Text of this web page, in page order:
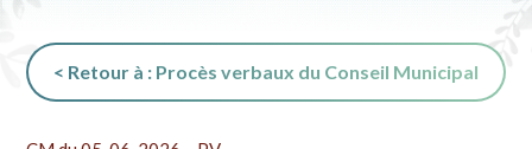
< Retour à : Procès verbaux du Conseil Municipal